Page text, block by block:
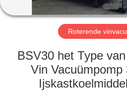
FABRIEKSTOCHT
NEEM
Roterende
BSV30 het Type
Vin